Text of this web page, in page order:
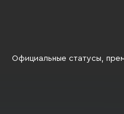
Официальные статусы,